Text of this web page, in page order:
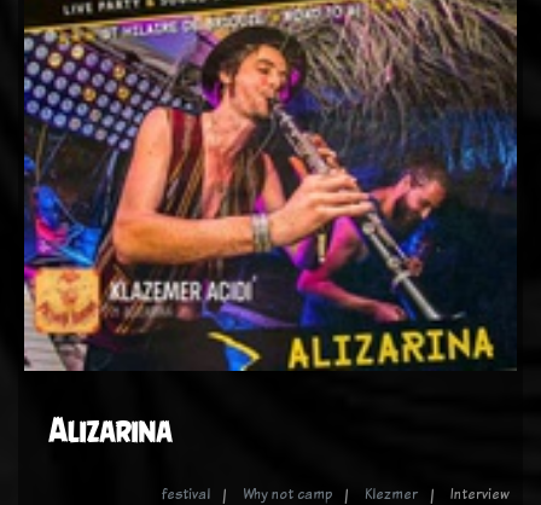
Alizarina
festival Why not camp Klezmer Interview